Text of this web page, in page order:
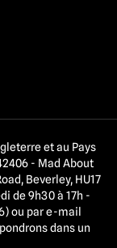
et au Pays
- Mad About
Beverley, HU17
de 9h30 à 17h -
ou par e-mail
dans un